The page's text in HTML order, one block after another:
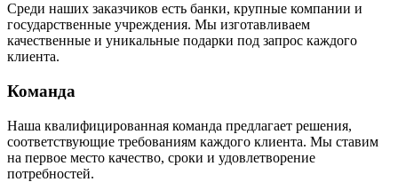
Среди наших заказчиков есть банки, крупные компании и
государственные учреждения. Мы изготавливаем
качественные и уникальные подарки под запрос каждого
клиента.
Команда
Наша квалифицированная команда предлагает решения,
соответствующие требованиям каждого клиента. Мы ставим
на первое место качество, сроки и удовлетворение
потребностей.